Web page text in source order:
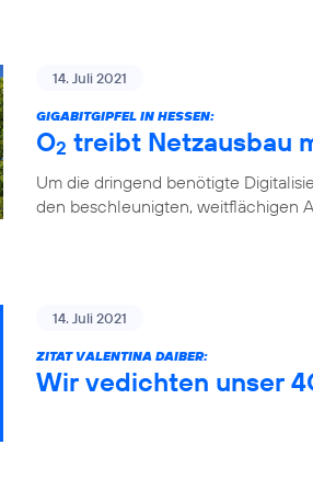
14. Juli 2021
GIGABITGIPFEL IN HESSEN:
O2 treibt Netzausbau
Um die dringend benötigte
den beschleunigten, weitflächigen
14. Juli 2021
ZITAT VALENTINA DAIBER:
Wir vedichten unser